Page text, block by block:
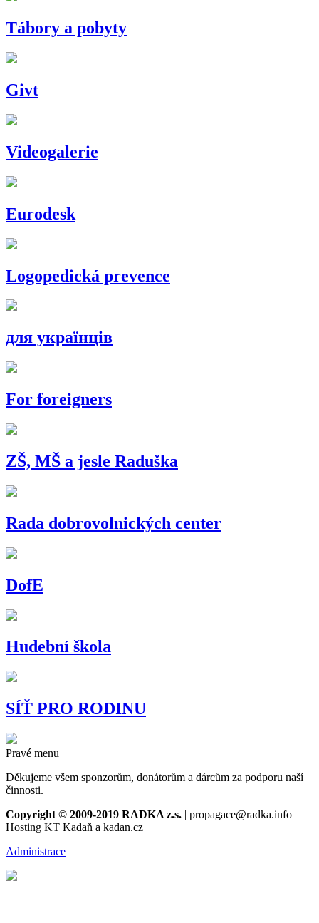
Tábory a pobyty
Givt
Videogalerie
Eurodesk
Logopedická prevence
для українців
For foreigners
ZŠ, MŠ a jesle Raduška
Rada dobrovolnických center
DofE
Hudební škola
SÍŤ PRO RODINU
Pravé menu
Děkujeme všem sponzorům, donátorům a dárcům za podporu naší
činnosti.
Copyright © 2009-2019 RADKA z.s. | propagace@radka.info |
Hosting KT Kadaň a kadan.cz
Administrace